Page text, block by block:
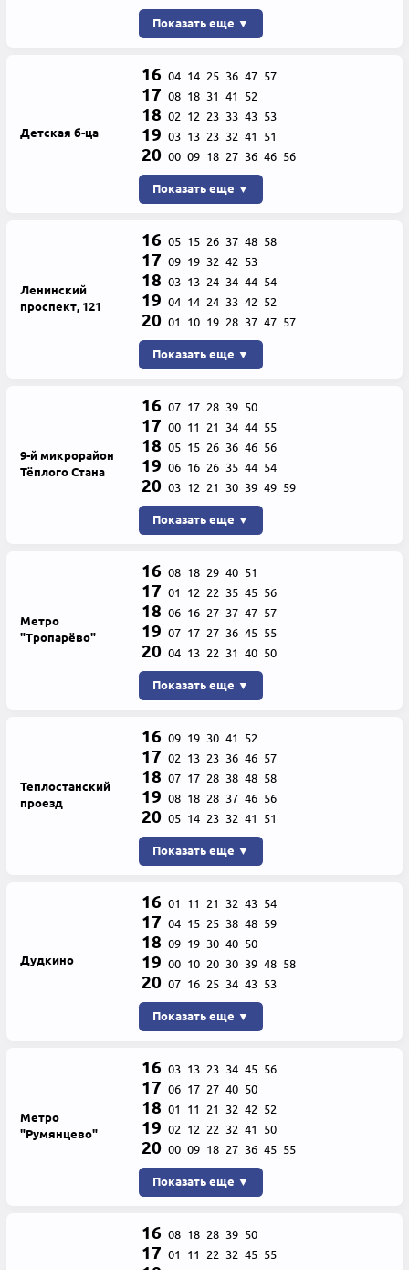
Показать еще ▼
Детская б-ца
16 04 14 25 36 47 57
17 08 18 31 41 52
18 02 12 23 33 43 53
19 03 13 23 32 41 51
20 00 09 18 27 36 46 56
Показать еще ▼
Ленинский
проспект, 121
16 05 15 26 37 48 58
17 09 19 32 42 53
18 03 13 24 34 44 54
19 04 14 24 33 42 52
20 01 10 19 28 37 47 57
Показать еще ▼
9-й микрорайон
Тёплого Стана
16 07 17 28 39 50
17 00 11 21 34 44 55
18 05 15 26 36 46 56
19 06 16 26 35 44 54
20 03 12 21 30 39 49 59
Показать еще ▼
Метро
"Тропарёво"
16 08 18 29 40 51
17 01 12 22 35 45 56
18 06 16 27 37 47 57
19 07 17 27 36 45 55
20 04 13 22 31 40 50
Показать еще ▼
Теплостанский
проезд
16 09 19 30 41 52
17 02 13 23 36 46 57
18 07 17 28 38 48 58
19 08 18 28 37 46 56
20 05 14 23 32 41 51
Показать еще ▼
Дудкино
16 01 11 21 32 43 54
17 04 15 25 38 48 59
18 09 19 30 40 50
19 00 10 20 30 39 48 58
20 07 16 25 34 43 53
Показать еще ▼
Метро
"Румянцево"
16 03 13 23 34 45 56
17 06 17 27 40 50
18 01 11 21 32 42 52
19 02 12 22 32 41 50
20 00 09 18 27 36 45 55
Показать еще ▼
16 08 18 28 39 50
17 01 11 22 32 45 55